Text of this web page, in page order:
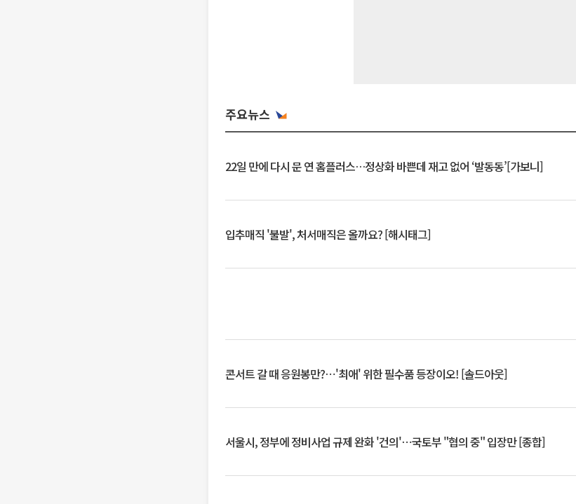
주요뉴스
22일 만에 다시 문 연 홈플러스…정상화 바쁜데 재고 없어 ‘발동동’[가보니]
입추매직 '불발', 처서매직은 올까요? [해시태그]
콘서트 갈 때 응원봉만?⋯'최애' 위한 필수품 등장이오! [솔드아웃]
서울시, 정부에 정비사업 규제 완화 '건의'⋯국토부 "협의 중" 입장만 [종합]